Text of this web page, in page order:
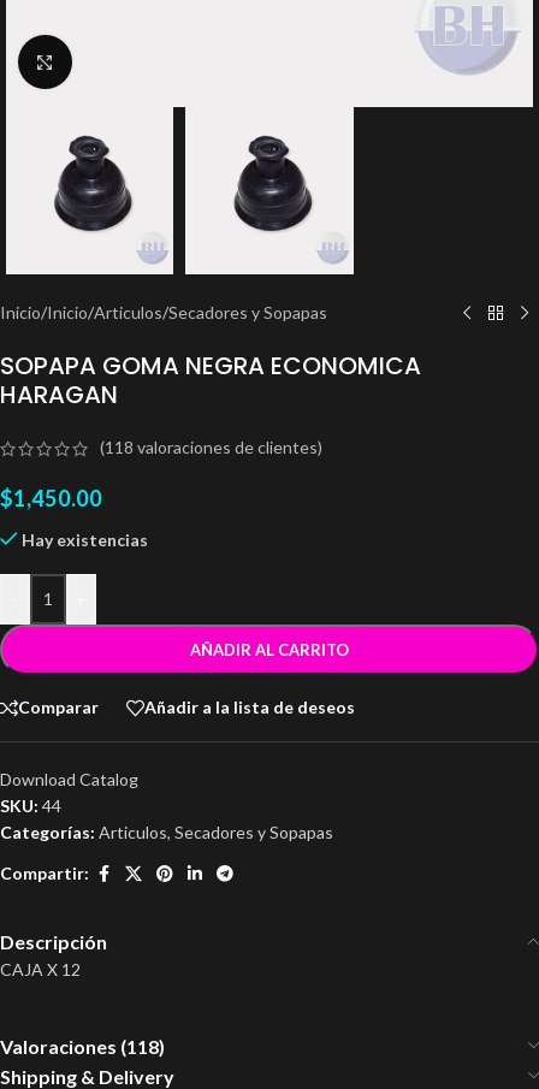
Clic para ampliar
Inicio/Inicio/Articulos/Secadores y Sopapas
SOPAPA GOMA NEGRA ECONOMICA
HARAGAN
(118 valoraciones de clientes)
$1,450.00
Hay existencias
AÑADIR AL CARRITO
Comparar Añadir a la lista de deseos
Download Catalog
SKU: 44
Categorías: Articulos, Secadores y Sopapas
Compartir:
Descripción
CAJA X 12
Valoraciones (118)
Shipping & Delivery